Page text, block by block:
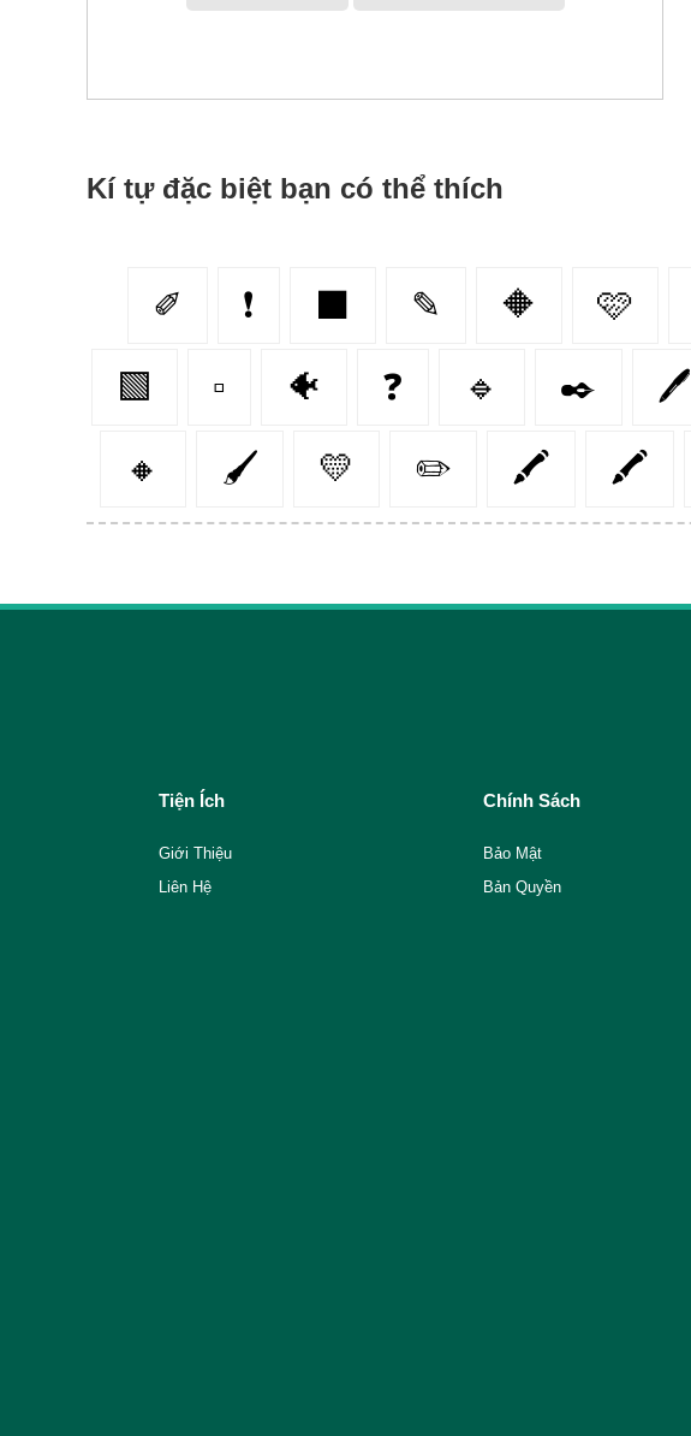
Kí tự đặc biệt bạn có thể thích
✐ ❗ ✎ 🔶 🩷
🟩 ▫ 🐠 ❓ 🔹 ✒️ 🖊️
🔸 🖌️ 💛 ✏️ 🖍 🖍️
Tiện Ích
Giới Thiệu
Liên Hệ
Chính Sách
Bảo Mật
Bản Quyền